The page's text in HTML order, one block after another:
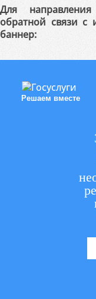
Для
обратной связи с
баннер:
Решаем вместе